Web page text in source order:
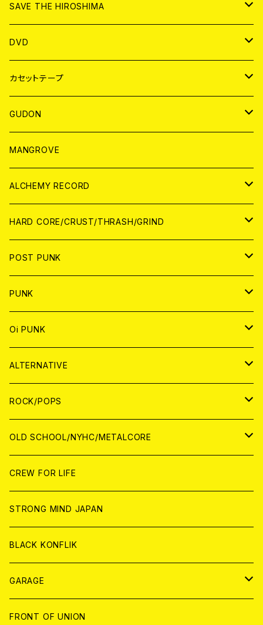
ANALOG
CD
ANALOG
SAVE THE HIROSHIMA
アパレル
BADGE
DVD
JAPAN
WORLD
カセットテープ
JAPAN
WORLD
GUDON
アパレル
PATCH
アナログ
DIGITAL CONTENTS
MANGROVE
ALCHEMY RECORD
CD
ANALOG
HARD CORE/CRUST/THRASH/GRIND
JAPAN
CD
ANALOG
WORLD
CD
ANALOG
POST PUNK
CD
JAPAN
WORLD
ANALOG
JAPAN
WORLD
PUNK
JAPAN
CD
ANALOG
WORLD
CD
ANALOG
Oi PUNK
JAPAN
CD
ANALOG
WOLRD
CD
ANALOG
ALTERNATIVE
JAPAN
CD
ANALOG
WORLD
CD
ANALOG
ROCK/POPS
JAPAN
CD
ANALOG
WORLD
CD
ANALOG
OLD SCHOOL/NYHC/METALCORE
JAPAN
CD
ANALOG
WORLD
CD
ANALOG
CREW FOR LIFE
STRONG MIND JAPAN
BLACK KONFLIK
GARAGE
JAPAN
FRONT OF UNION